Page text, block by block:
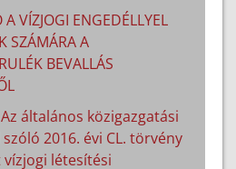
A VÍZJOGI ENGEDÉLLYEL
SZÁMÁRA A
BEVALLÁS
általános közigazgatási
2016. évi CL. törvény
létesítési